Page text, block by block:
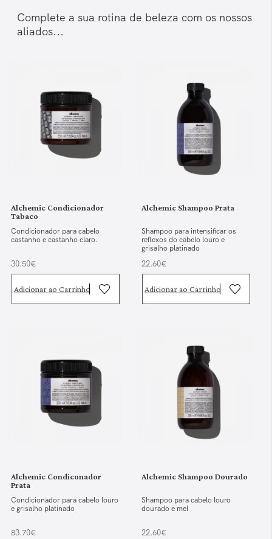
Complete a sua rotina de beleza com os nossos
aliados...
Alchemic Condicionador
Tabaco
Condicionador para cabelo
castanho e castanho claro.
30.50€
Adicionar ao Carrinho
Alchemic Shampoo Prata
Shampoo para intensificar os
reflexos do cabelo louro e
grisalho platinado
22.60€
Adicionar ao Carrinho
Alchemic Condiconador
Prata
Condicionador para cabelo louro
e grisalho platinado
83.70€
Alchemic Shampoo Dourado
Shampoo para cabelo louro
dourado e mel
22.60€